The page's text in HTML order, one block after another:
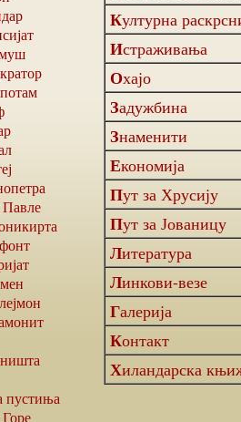
пустиња
Културна
Истраживања
Охајо
Задужбина
Знаменити
Економија
Пут за Хрусију
Пут за Јованицу
Литература
Линкови-везе
Галерија
Контакт
Хиландарска